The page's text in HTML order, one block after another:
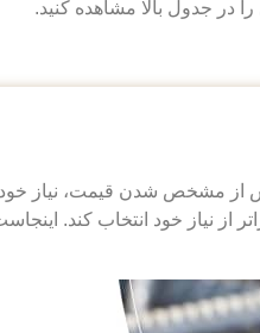
جدول بالا مشاهده کنید.
مشخص شدن قیمت، نیاز
نیاز خود انتخاب کند.